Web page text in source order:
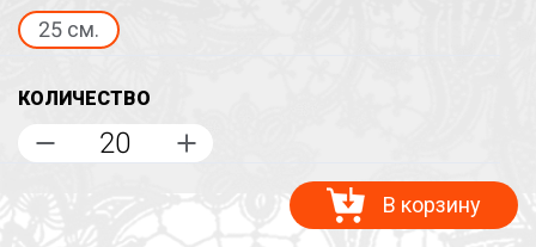
25 см.
КОЛИЧЕСТВО
В корзину